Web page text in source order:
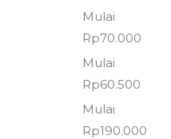
Mulai
Rp70.000
Mulai
Rp60.500
Mulai
Rp190.000